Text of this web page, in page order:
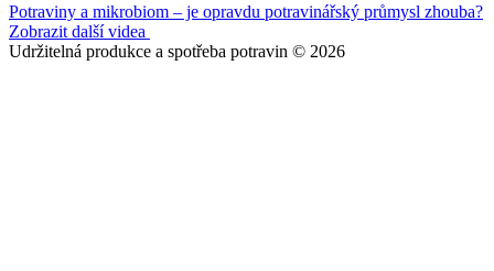
Potraviny a mikrobiom – je opravdu potravinářský průmysl zhouba?
Zobrazit další videa
Udržitelná produkce a spotřeba potravin © 2026